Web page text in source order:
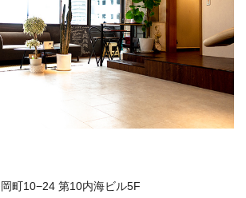
町10−24 第10内海ビル5F